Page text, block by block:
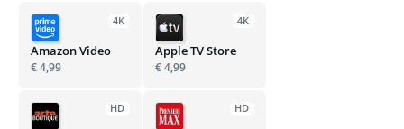
4K
Amazon Video
€ 4,99
4K
Apple TV Store
€ 4,99
HD HD